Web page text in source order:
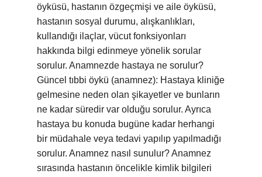
öyküsü, hastanın özgeçmişi ve aile öyküsü,
hastanın sosyal durumu, alışkanlıkları,
kullandığı ilaçlar, vücut fonksiyonları
hakkında bilgi edinmeye yönelik sorular
sorulur. Anamnezde hastaya ne sorulur?
Güncel tıbbi öykü (anamnez): Hastaya kliniğe
gelmesine neden olan şikayetler ve bunların
ne kadar süredir var olduğu sorulur. Ayrıca
hastaya bu konuda bugüne kadar herhangi
bir müdahale veya tedavi yapılıp yapılmadığı
sorulur. Anamnez nasıl sunulur? Anamnez
sırasında hastanın öncelikle kimlik bilgileri